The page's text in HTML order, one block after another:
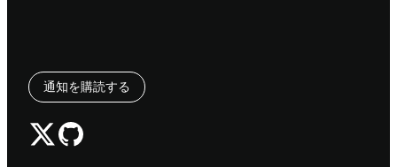
通知を購読する